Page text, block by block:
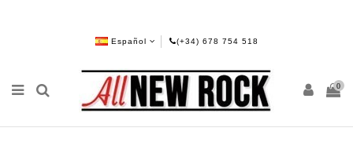
Español (+34) 678 754 518
0